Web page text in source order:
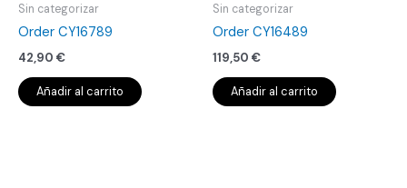
Sin categorizar
Order CY16789
42,90 €
Añadir al carrito
Sin categorizar
Order CY16489
119,50 €
Añadir al carrito